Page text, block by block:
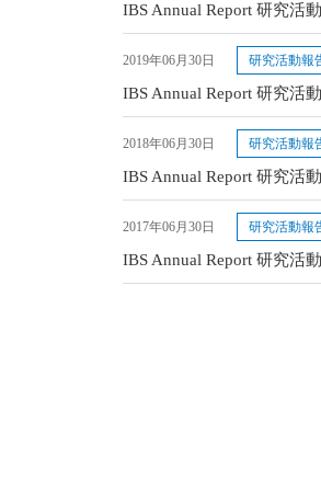
IBS Annual Report 研究活
2019年06月30日 研究活動報
IBS Annual Report 研究活
2018年06月30日 研究活動報
IBS Annual Report 研究活
2017年06月30日 研究活動報
IBS Annual Report 研究活